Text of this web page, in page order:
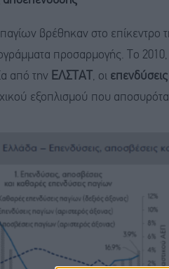
βρέθηκαν στο
προσαρμογής. Το
από την ΕΛΣΤΑΤ , οι
εξοπλισμού που